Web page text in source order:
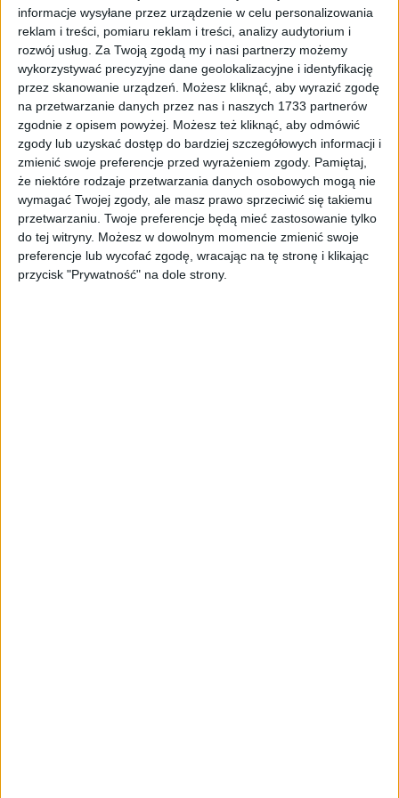
informacje wysyłane przez urządzenie w celu personalizowania
reklam i treści, pomiaru reklam i treści, analizy audytorium i
rozwój usług. Za Twoją zgodą my i nasi partnerzy możemy
wykorzystywać precyzyjne dane geolokalizacyjne i identyfikację
przez skanowanie urządzeń. Możesz kliknąć, aby wyrazić zgodę
na przetwarzanie danych przez nas i naszych 1733 partnerów
zgodnie z opisem powyżej. Możesz też kliknąć, aby odmówić
zgody lub uzyskać dostęp do bardziej szczegółowych informacji i
zmienić swoje preferencje przed wyrażeniem zgody. Pamiętaj,
że niektóre rodzaje przetwarzania danych osobowych mogą nie
wymagać Twojej zgody, ale masz prawo sprzeciwić się takiemu
przetwarzaniu. Twoje preferencje będą mieć zastosowanie tylko
do tej witryny. Możesz w dowolnym momencie zmienić swoje
preferencje lub wycofać zgodę, wracając na tę stronę i klikając
przycisk "Prywatność" na dole strony.
w regulaminie pod adresem:
https://evpoland.pl/regulamin-sklepu/.
Promocja nie obejmuje Pojazdów
zamówionych poza okresem trwania Promocji.
Momentem zakupu Pojazdu jest data złożenia
zamówienia. Zamówienia złożone przed
rozpoczęciem Promocji, bez względu na datę
zapłaty ceny za Pojazd lub jego odbiór, nie są
objęte Promocją.
Udział w promocji jest dobrowolny.
IV. Reklamacje
Wszelkie reklamacje dotyczące przebiegu